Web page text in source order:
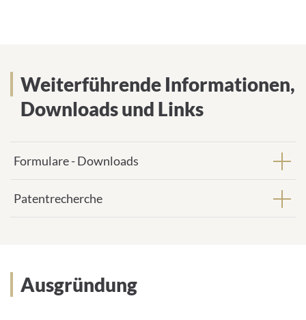
A
Weiterführende Informationen
Weiterführende Informationen,
Downloads und Links
Formulare - Downloads
Patentrecherche
Ausgründung